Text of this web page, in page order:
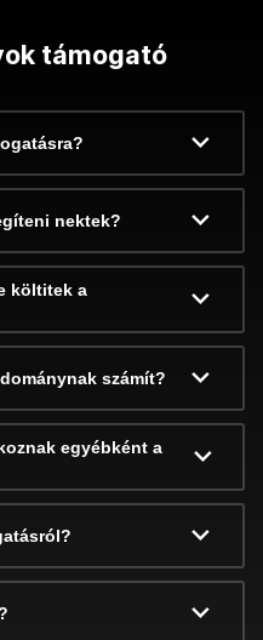
támogató
nektek?
költitek a
számít?
egyébként a